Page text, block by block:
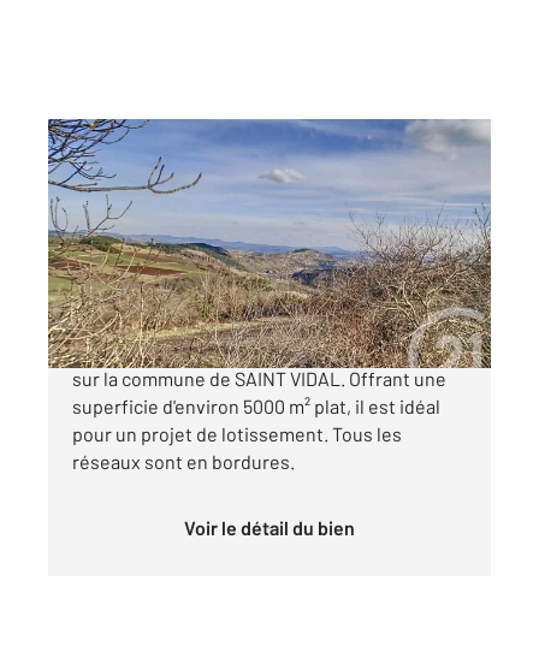
ST VIDAL 43
5000 m
Ref : 3643
Terrain à vendre
99 000 €
Terrain situé à 10 minutes du PUY EN VELAY
sur la commune de SAINT VIDAL. Offrant une
superficie d'environ 5000 m² plat, il est idéal
pour un projet de lotissement. Tous les
réseaux sont en bordures.
Voir le détail du bien